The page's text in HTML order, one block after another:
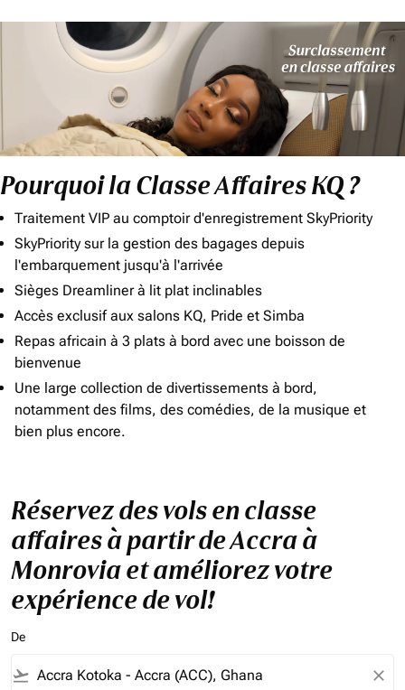
Pourquoi la Classe Affaires KQ ?
Traitement VIP au comptoir d'enregistrement SkyPriority
SkyPriority sur la gestion des bagages depuis
l'embarquement jusqu'à l'arrivée
Sièges Dreamliner à lit plat inclinables
Accès exclusif aux salons KQ, Pride et Simba
Repas africain à 3 plats à bord avec une boisson de
bienvenue
Une large collection de divertissements à bord,
notamment des films, des comédies, de la musique et
bien plus encore.
Réservez des vols en classe
affaires à partir de Accra à
Monrovia et améliorez votre
expérience de vol!
De
flight_takeoff close